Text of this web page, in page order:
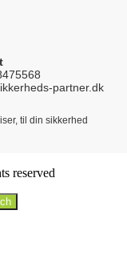
partner.dk
til din sikkerhed
reserved